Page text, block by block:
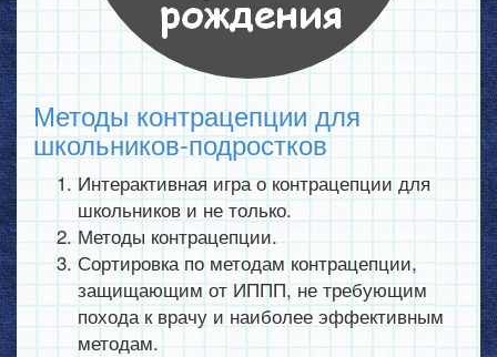
Методы контрацепции для
школьников-подростков
Интерактивная игра о контрацепции для
школьников и не только.
Методы контрацепции.
Сортировка по методам контрацепции,
защищающим от ИППП, не требующим
похода к врачу и наиболее эффективным
методам.